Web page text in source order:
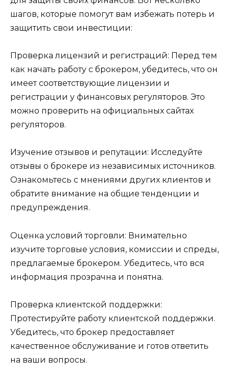
шагов, которые помогут вам избежать потерь и
защитить свои инвестиции:
Проверка лицензий и регистраций: Перед тем
как начать работу с брокером, убедитесь, что он
имеет соответствующие лицензии и
регистрации у финансовых регуляторов. Это
можно проверить на официальных сайтах
регуляторов.
Изучение отзывов и репутации: Исследуйте
отзывы о брокере из независимых источников.
Ознакомьтесь с мнениями других клиентов и
обратите внимание на общие тенденции и
предупреждения.
Оценка условий торговли: Внимательно
изучите торговые условия, комиссии и спреды,
предлагаемые брокером. Убедитесь, что вся
информация прозрачна и понятна.
Проверка клиентской поддержки:
Протестируйте работу клиентской поддержки.
Убедитесь, что брокер предоставляет
качественное обслуживание и готов ответить
на ваши вопросы.